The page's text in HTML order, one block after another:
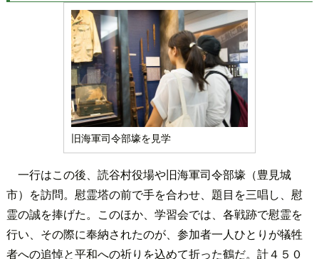
旧海軍司令部壕を見学
一行はこの後、読谷村役場や旧海軍司令部壕（豊見城
市）を訪問。慰霊塔の前で手を合わせ、題目を三唱し、慰
霊の誠を捧げた。このほか、学習会では、各戦跡で慰霊を
行い、その際に奉納されたのが、参加者一人ひとりが犠牲
者への追悼と平和への祈りを込めて折った鶴だ。計４５０